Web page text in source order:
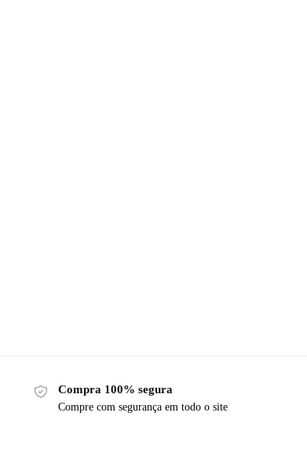
Compra 100% segura
Compre com segurança em todo o site